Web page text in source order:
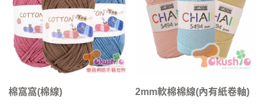
棉窩窩(棉線) 2mm軟棉棉線(內有紙卷軸)